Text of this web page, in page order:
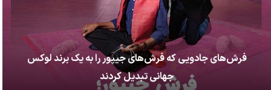
فرش‌های جادویی که فرش‌های جیپور را به یک برند لوکس
جهانی تبدیل کردند